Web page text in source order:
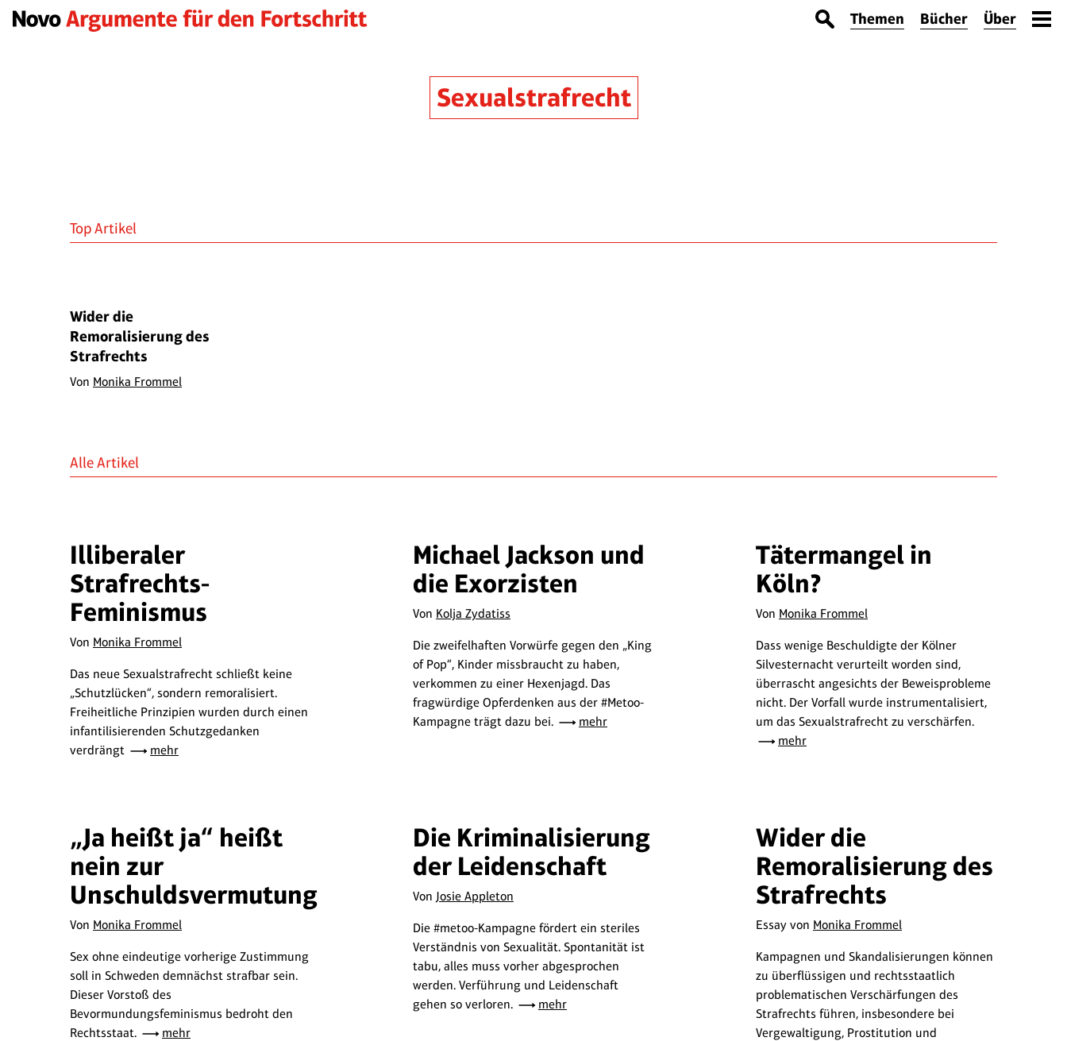
Themen Bücher Über
Sexualstrafrecht
Top Artikel
Wider die
Remoralisierung des
Strafrechts
Von Monika Frommel
Alle Artikel
Illiberaler
Strafrechts-
Feminismus
Von Monika Frommel
Das neue Sexualstrafrecht schließt keine
„Schutzlücken“, sondern remoralisiert.
Freiheitliche Prinzipien wurden durch einen
infantilisierenden Schutzgedanken
verdrängt
mehr
Michael Jackson und
die Exorzisten
Von Kolja Zydatiss
Die zweifelhaften Vorwürfe gegen den „King
of Pop“, Kinder missbraucht zu haben,
verkommen zu einer Hexenjagd. Das
fragwürdige Opferdenken aus der #Metoo-
Kampagne trägt dazu bei.
mehr
Tätermangel in
Köln?
Von Monika Frommel
Dass wenige Beschuldigte der Kölner
Silvesternacht verurteilt worden sind,
überrascht angesichts der Beweisprobleme
nicht. Der Vorfall wurde instrumentalisiert,
um das Sexualstrafrecht zu verschärfen.
mehr
„Ja heißt ja“ heißt
nein zur
Unschuldsvermutung
Von Monika Frommel
Sex ohne eindeutige vorherige Zustimmung
soll in Schweden demnächst strafbar sein.
Dieser Vorstoß des
Bevormundungsfeminismus bedroht den
Rechtsstaat.
mehr
Die Kriminalisierung
der Leidenschaft
Von Josie Appleton
Die #metoo-Kampagne fördert ein steriles
Verständnis von Sexualität. Spontanität ist
tabu, alles muss vorher abgesprochen
werden. Verführung und Leidenschaft
gehen so verloren.
mehr
Wider die
Remoralisierung des
Strafrechts
Essay von Monika Frommel
Kampagnen und Skandalisierungen können
zu überflüssigen und rechtsstaatlich
problematischen Verschärfungen des
Strafrechts führen, insbesondere bei
Vergewaltigung, Prostitution und